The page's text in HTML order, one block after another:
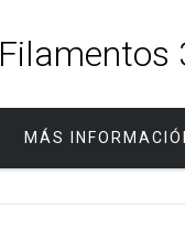
Filamentos
MÁS